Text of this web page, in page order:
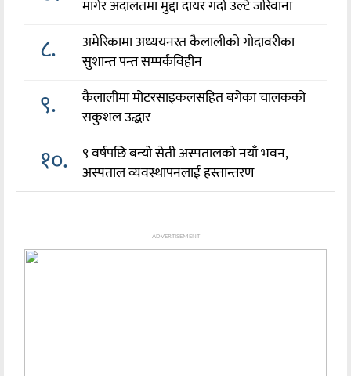
मागेर अदालतमा मुद्दा दायर गर्दा उल्टै जरिवाना
८.
अमेरिकामा अध्ययनरत कैलालीको गोदावरीका
सुशान्त पन्त सम्पर्कविहीन
९.
कैलालीमा मोटरसाइकलसहित बगेका चालकको
सकुशल उद्धार
१०.
९ वर्षपछि बन्यो सेती अस्पतालको नयाँ भवन,
अस्पताल व्यवस्थापनलाई हस्तान्तरण
ADVERTISEMENT